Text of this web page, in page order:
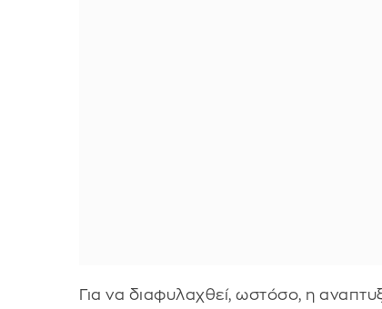
Για να διαφυλαχθεί, ωστόσο, η